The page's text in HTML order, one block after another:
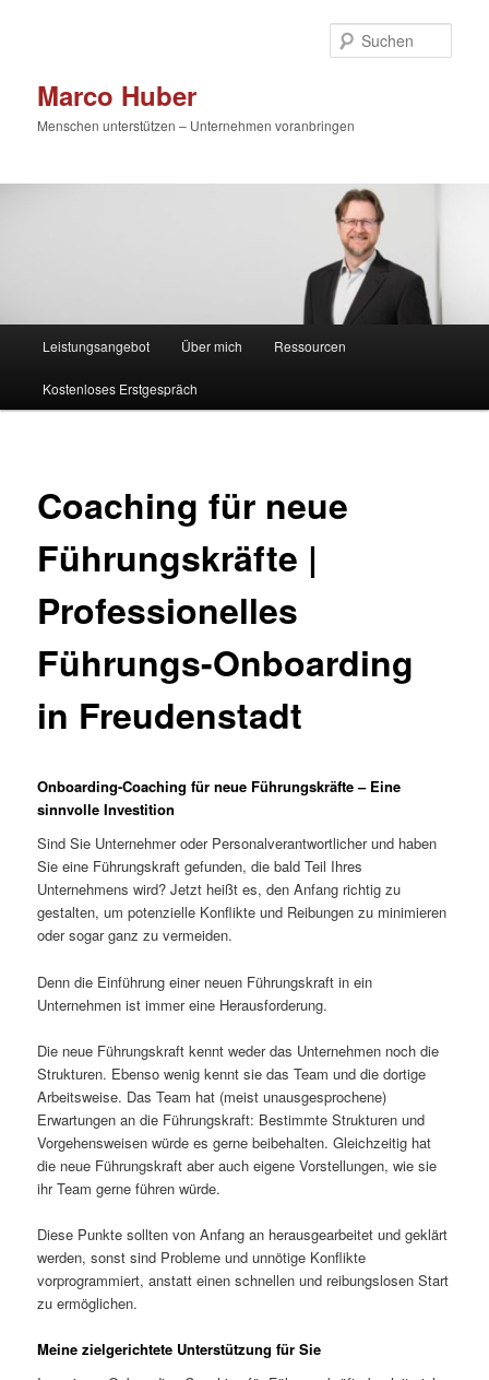
Marco Huber
Menschen unterstützen – Unternehmen voranbringen
Leistungsangebot Über mich Ressourcen
Kostenloses Erstgespräch
Coaching für neue
Führungskräfte |
Professionelles
Führungs-Onboarding
in Freudenstadt
Onboarding-Coaching für neue Führungskräfte – Eine
sinnvolle Investition
Sind Sie Unternehmer oder Personalverantwortlicher und haben
Sie eine Führungskraft gefunden, die bald Teil Ihres
Unternehmens wird? Jetzt heißt es, den Anfang richtig zu
gestalten, um potenzielle Konflikte und Reibungen zu minimieren
oder sogar ganz zu vermeiden.
Denn die Einführung einer neuen Führungskraft in ein
Unternehmen ist immer eine Herausforderung.
Die neue Führungskraft kennt weder das Unternehmen noch die
Strukturen. Ebenso wenig kennt sie das Team und die dortige
Arbeitsweise. Das Team hat (meist unausgesprochene)
Erwartungen an die Führungskraft: Bestimmte Strukturen und
Vorgehensweisen würde es gerne beibehalten. Gleichzeitig hat
die neue Führungskraft aber auch eigene Vorstellungen, wie sie
ihr Team gerne führen würde.
Diese Punkte sollten von Anfang an herausgearbeitet und geklärt
werden, sonst sind Probleme und unnötige Konflikte
vorprogrammiert, anstatt einen schnellen und reibungslosen Start
zu ermöglichen.
Meine zielgerichtete Unterstützung für Sie